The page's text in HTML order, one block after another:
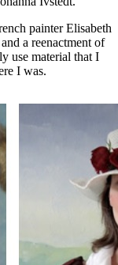
painter Elisabeth
a reenactment of
use material that I
I was.